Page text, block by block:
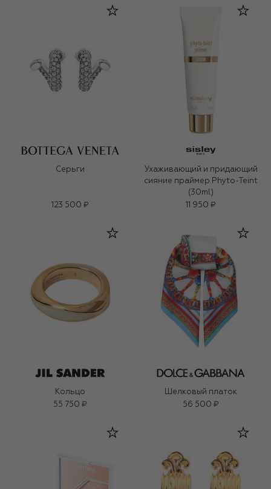
Серьги
123 500 ₽
Ухаживающий и придающий
сияние праймер Phyto-Teint
(30ml)
11 950 ₽
Кольцо
55 750 ₽
Шелковый платок
56 500 ₽